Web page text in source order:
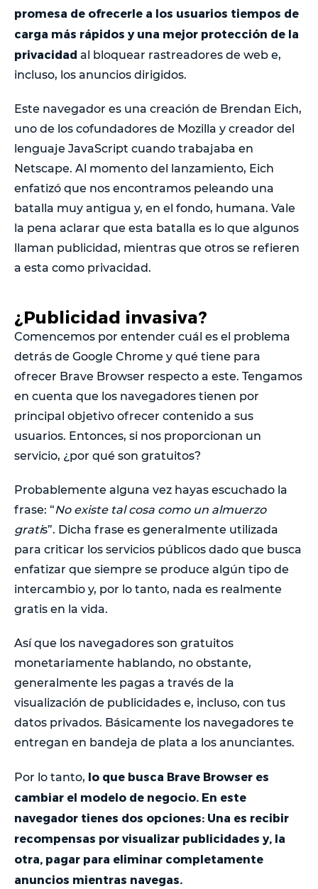
promesa de ofrecerle a los usuarios tiempos de
carga más rápidos y una mejor protección de la
privacidad al bloquear rastreadores de web e,
incluso, los anuncios dirigidos.
Este navegador es una creación de Brendan Eich,
uno de los cofundadores de Mozilla y creador del
lenguaje JavaScript cuando trabajaba en
Netscape. Al momento del lanzamiento, Eich
enfatizó que nos encontramos peleando una
batalla muy antigua y, en el fondo, humana. Vale
la pena aclarar que esta batalla es lo que algunos
llaman publicidad, mientras que otros se refieren
a esta como privacidad.
¿Publicidad invasiva?
Comencemos por entender cuál es el problema
detrás de Google Chrome y qué tiene para
ofrecer Brave Browser respecto a este. Tengamos
en cuenta que los navegadores tienen por
principal objetivo ofrecer contenido a sus
usuarios. Entonces, si nos proporcionan un
servicio, ¿por qué son gratuitos?
Probablemente alguna vez hayas escuchado la
frase: “No existe tal cosa como un almuerzo
gratis”. Dicha frase es generalmente utilizada
para criticar los servicios públicos dado que busca
enfatizar que siempre se produce algún tipo de
intercambio y, por lo tanto, nada es realmente
gratis en la vida.
Así que los navegadores son gratuitos
monetariamente hablando, no obstante,
generalmente les pagas a través de la
visualización de publicidades e, incluso, con tus
datos privados. Básicamente los navegadores te
entregan en bandeja de plata a los anunciantes.
Por lo tanto, lo que busca Brave Browser es
cambiar el modelo de negocio. En este
navegador tienes dos opciones: Una es recibir
recompensas por visualizar publicidades y, la
otra, pagar para eliminar completamente
anuncios mientras navegas.